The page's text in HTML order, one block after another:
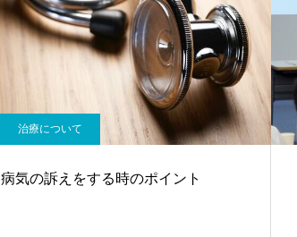
治療について
病気の訴えをする時のポイント